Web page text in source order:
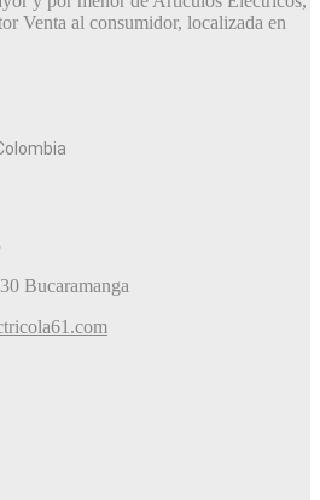
Venta al consumidor, localizada en
Bucaramanga